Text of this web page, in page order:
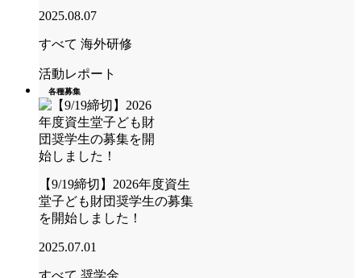
2025.08.07
すべて 海外研修
活動レポート
各種募集
【9/19締切】2026年度資生
堂子ども財団奨学生の募集
を開始しました！
2025.07.01
すべて 奨学金